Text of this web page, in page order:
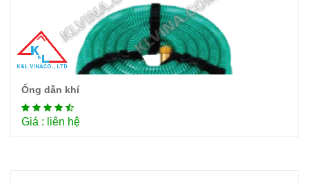
Ống dẫn khí
Giá : liên hệ